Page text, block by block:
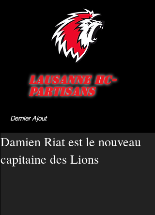
Lausanne HC-
Partisans
Dernier Ajout
Damien Riat est le nouveau
capitaine des Lions